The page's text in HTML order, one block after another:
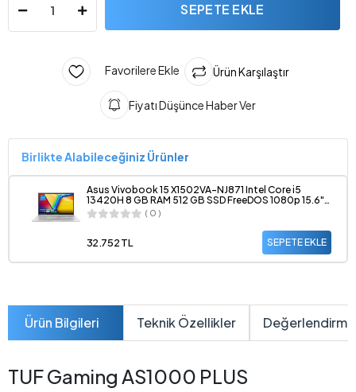
SEPETE EKLE
Favorilere Ekle Ürün Karşılaştır
Fiyatı Düşünce Haber Ver
Birlikte Alabileceğiniz Ürünler
Asus Vivobook 15 X1502VA-NJ871 Intel Core i5
13420H 8 GB RAM 512 GB SSD FreeDOS 1080p 15.6"
Notebook
( 0 )
32.752 TL SEPETE EKLE
Ürün Bilgileri Teknik Özellikler
TUF Gaming AS1000 PLUS